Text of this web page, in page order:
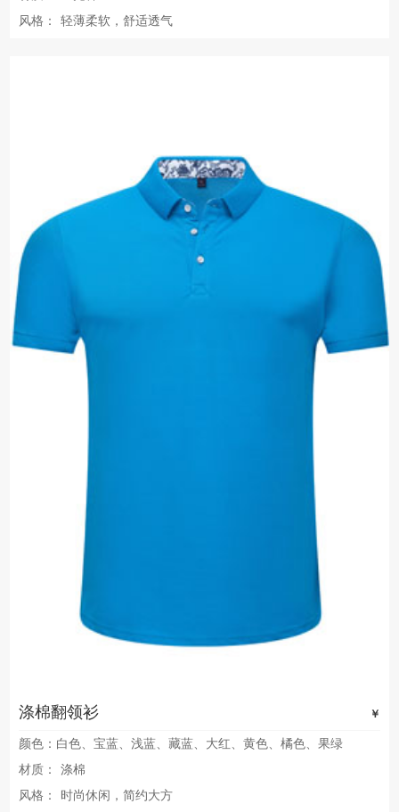
风格：
轻薄柔软，舒适透气
涤棉翻领衫 ￥
颜色：白色、宝蓝、浅蓝、藏蓝、大红、黄色、橘色、果绿
材质：
涤棉
风格：
时尚休闲，简约大方